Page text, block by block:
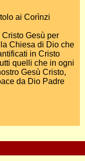
ai Corìnzi
Gesù per
Chiesa di Dio che
in Cristo
quelli che in ogni
Gesù Cristo,
da Dio Padre